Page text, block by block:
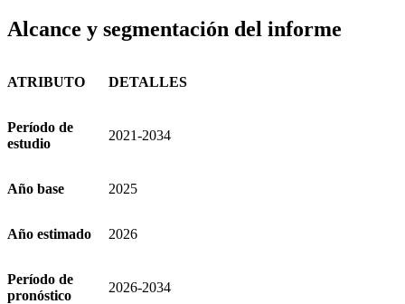
Alcance y segmentación del informe
ATRIBUTO DETALLES
Período de
estudio
2021-2034
Año base 2025
Año estimado 2026
Período de
pronóstico
2026-2034